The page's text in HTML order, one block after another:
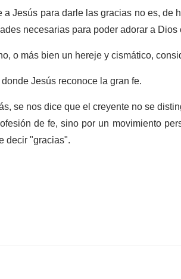
Jesús para darle las gracias no es,
necesarias para poder adorar a
o más bien un hereje y cismático,
Jesús reconoce la gran fe.
se nos dice que el creyente no se
de fe, sino por un movimiento
decir "gracias".